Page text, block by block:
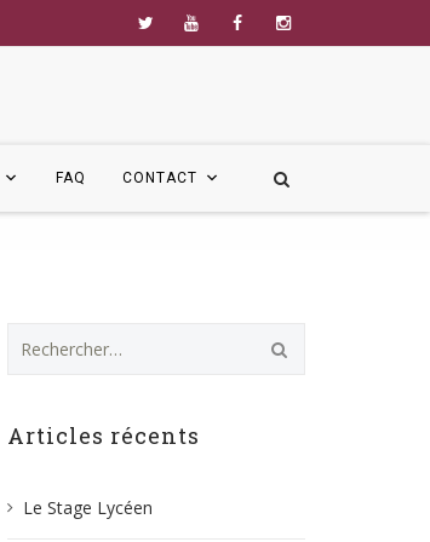
FAQ CONTACT
Articles récents
Le Stage Lycéen